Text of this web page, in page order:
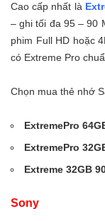
Cao cấp nhất là
– ghi tối đa 95 – 90
phim Full HD hoặc
có Extreme Pro
Chọn mua thẻ nhớ
ExtremePro
ExtremePro
Extreme 32GB
Sony